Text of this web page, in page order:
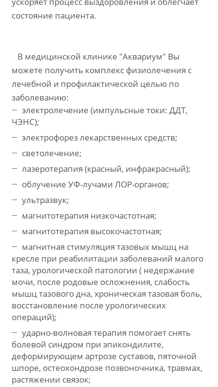
состояние пациента.
В медицинской клинике "Аквариум" Вы
можете получить комплекс физиолечения с
лечебной и профилактической целью по
заболеванию:
электролечение (импульсные токи: ДДТ,
ЧЭНС);
электрофорез лекарственных средств;
светолечение;
лазеротерапия (красный, инфракрасный);
облучение УФ-лучами ЛОР-органов;
ультразвук;
магнитотерапия низкочастотная;
магнитотерапия высокочастотная;
магнитная стимуляция тазовых мышц на
кресле при реабилитации заболеваний малого
таза, урологической патологии ( недержание
мочи, после родовые осложнения, слабость
мышц тазового дна, хроническая тазовая боль,
восстановление после урологических
операций);
ударно-волновая терапия помогает снять
болевой синдром при эпикондилите,
деформирующем артрозе суставов, пяточной
шпоре, остеохондрозе позвоночника, травмах,
растяжении связок;